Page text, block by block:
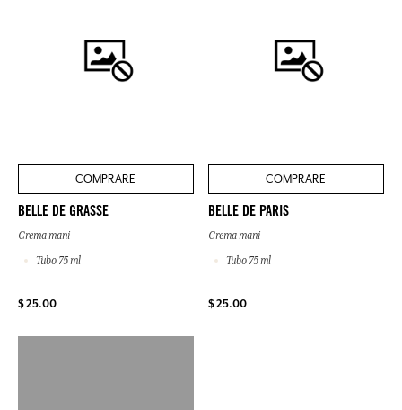
COMPRARE
BELLE DE GRASSE
Crema mani
Tubo 75 ml
$ 25.00
COMPRARE
BELLE DE PARIS
Crema mani
Tubo 75 ml
$ 25.00